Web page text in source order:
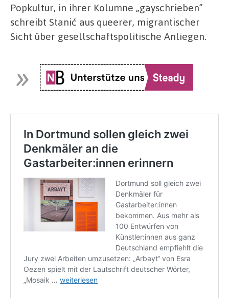
Popkultur, in ihrer Kolumne „gayschrieben”
schreibt Stanić aus queerer, migrantischer
Sicht über gesellschaftspolitische Anliegen.